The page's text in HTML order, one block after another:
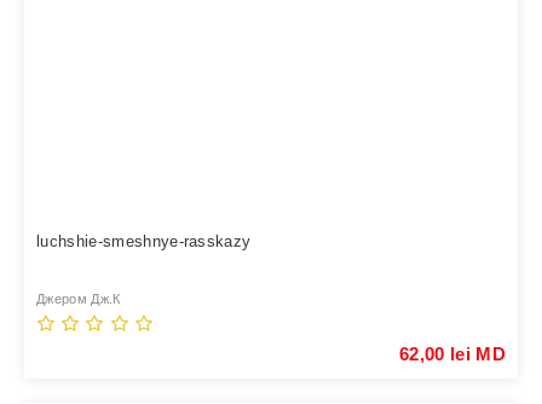
luchshie-smeshnye-rasskazy
Джером Дж.К
62,00 lei MD